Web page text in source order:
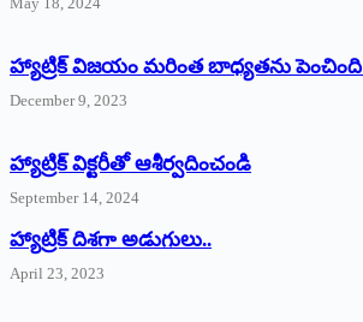
హ్యాట్రిక్ విజయం మరింత బాధ్యతను పెంచింది
December 9, 2023
హ్యాట్రిక్‌ ‌విక్టరీతో ఆశీర్వదించండి
September 14, 2024
‌హ్యాట్రిక్‌ ‌దిశగా అడుగులు..
April 23, 2023